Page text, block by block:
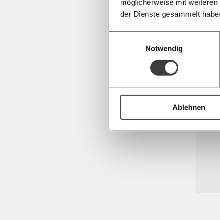
möglicherweise mit
der Dienste gesammelt
Notwendig
Ablehnen
Deine Spende absetzen:Fragen und